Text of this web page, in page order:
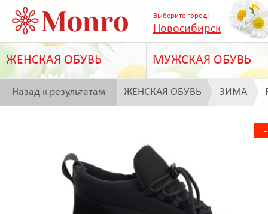
Выберите город:
Новосибирск
ЖЕНСКАЯ ОБУВЬ МУЖСКАЯ ОБУВЬ
Назад к результатам ЖЕНСКАЯ ОБУВЬ ЗИМА